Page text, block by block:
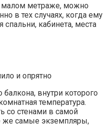
метраже, можно
в тех случаях, когда ему
кабинета, места
и опрятно
балкона, внутри которого
температура.
со стенами в самой
же самые экземпляры,